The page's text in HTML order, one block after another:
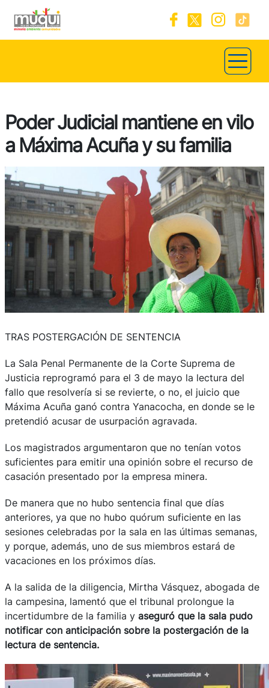
Poder Judicial mantiene en vilo
a Máxima Acuña y su familia
TRAS POSTERGACIÓN DE SENTENCIA
La Sala Penal Permanente de la Corte Suprema de
Justicia reprogramó para el 3 de mayo la lectura del
fallo que resolvería si se revierte, o no, el juicio que
Máxima Acuña ganó contra Yanacocha, en donde se le
pretendió acusar de usurpación agravada.
Los magistrados argumentaron que no tenían votos
suficientes para emitir una opinión sobre el recurso de
casación presentado por la empresa minera.
De manera que no hubo sentencia final que días
anteriores, ya que no hubo quórum suficiente en las
sesiones celebradas por la sala en las últimas semanas,
y porque, además, uno de sus miembros estará de
vacaciones en los próximos días.
A la salida de la diligencia, Mirtha Vásquez, abogada de
la campesina, lamentó que el tribunal prolongue la
incertidumbre de la familia y aseguró que la sala pudo
notificar con anticipación sobre la postergación de la
lectura de sentencia.